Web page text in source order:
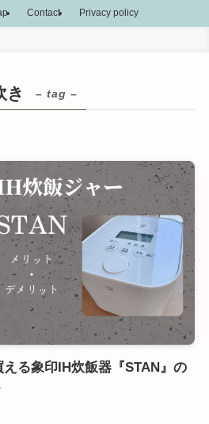
Contact Privacy policy
き – tag –
る象印IH炊飯器『STAN』の